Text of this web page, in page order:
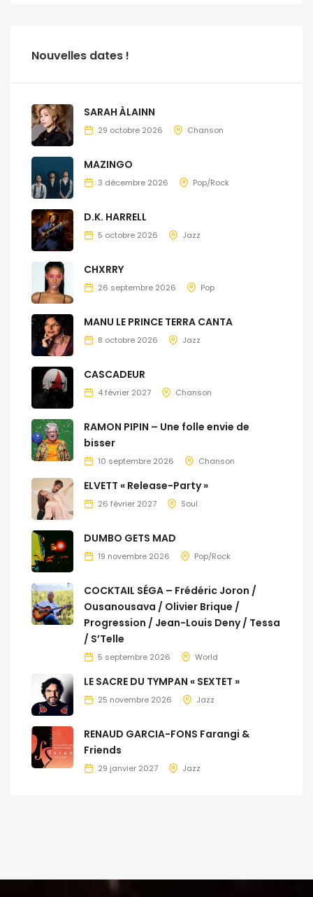
Nouvelles dates !
SARAH ÀLAINN
29 octobre 2026 Chanson
MAZINGO
3 décembre 2026 Pop/Rock
D.K. HARRELL
5 octobre 2026 Jazz
CHXRRY
26 septembre 2026 Pop
MANU LE PRINCE TERRA CANTA
8 octobre 2026 Jazz
CASCADEUR
4 février 2027 Chanson
RAMON PIPIN – Une folle envie de
bisser
10 septembre 2026 Chanson
ELVETT « Release-Party »
26 février 2027 Soul
DUMBO GETS MAD
19 novembre 2026 Pop/Rock
COCKTAIL SÉGA – Frédéric Joron /
Ousanousava / Olivier Brique /
Progression / Jean-Louis Deny / Tessa
/ S’Telle
5 septembre 2026 World
LE SACRE DU TYMPAN « SEXTET »
25 novembre 2026 Jazz
RENAUD GARCIA-FONS Farangi &
Friends
29 janvier 2027 Jazz